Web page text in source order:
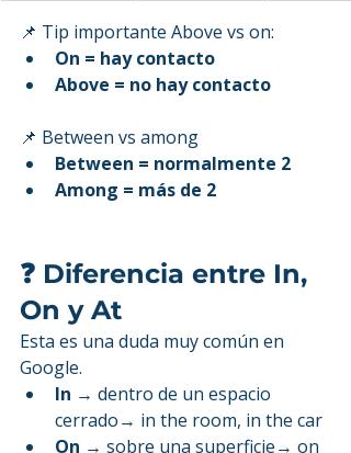
📌 Tip importante Above vs on:
On = hay contacto
Above = no hay contacto
📌 Between vs among
Between = normalmente 2
Among = más de 2
❓ Diferencia entre In,
On y At
Esta es una duda muy común en
Google.
In → dentro de un espacio
cerrado→ in the room, in the car
On → sobre una superficie→ on